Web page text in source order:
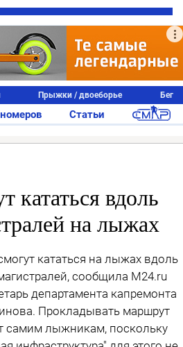
Прыжки / двоеборье Бег
Статьи
кататься вдоль
на лыжах
кататься на лыжах вдоль
сообщила М24.ru
департамента капремонта
Прокладывать маршрут
самим лыжникам, поскольку